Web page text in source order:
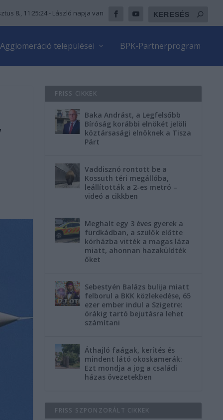
8., 11:25:25 - László napja van
Agglomeráció települései BPK-Partnerprogram
FRISS CIKKEK
Baka Andrást, a Legfelsőbb
Bíróság korábbi elnökét jelöli
köztársasági elnöknek a Tisza
Párt
Vaddisznó rontott be a
Kossuth téri megállóba,
leállították a 2-es metró –
videó a cikkben
Meghalt egy 3 éves gyerek a
fürdkádban, a szülők előtte
kórházba vitték a magas láza
miatt, ahonnan hazaküldték
őket
Sebestyén Balázs bulija miatt
felborul a BKK közlekedése, 65
ezer ember indul a Szigetre:
órákig tartó bejutásra lehet
számítani
Áthajló faágak, kerítés és
mindent látó okoskamerák:
Ezt mondja a jog a családi
házas övezetekben
FRISS SZPONZORÁLT CIKKEK